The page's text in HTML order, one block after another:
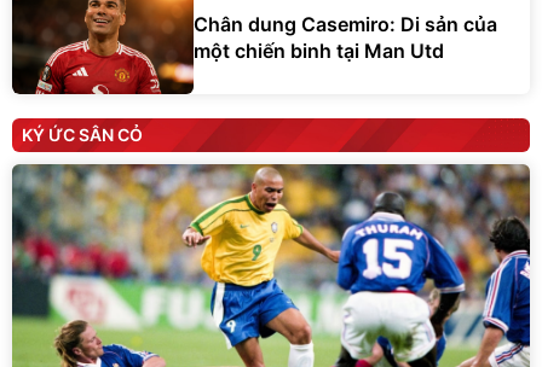
Chân dung Casemiro: Di sản của
một chiến binh tại Man Utd
KÝ ỨC SÂN CỎ